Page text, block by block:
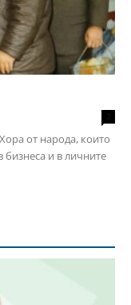
от народа, които
бизнеса и в личните